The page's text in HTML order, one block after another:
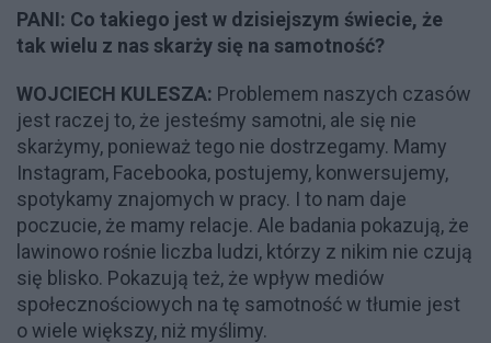
PANI: Co takiego jest w dzisiejszym świecie, że
tak wielu z nas skarży się na samotność?
WOJCIECH KULESZA: Problemem naszych czasów
jest raczej to, że jesteśmy samotni, ale się nie
skarżymy, ponieważ tego nie dostrzegamy. Mamy
Instagram, Facebooka, postujemy, konwersujemy,
spotykamy znajomych w pracy. I to nam daje
poczucie, że mamy relacje. Ale badania pokazują, że
lawinowo rośnie liczba ludzi, którzy z nikim nie czują
się blisko. Pokazują też, że wpływ mediów
społecznościowych na tę samotność w tłumie jest
o wiele większy, niż myślimy.